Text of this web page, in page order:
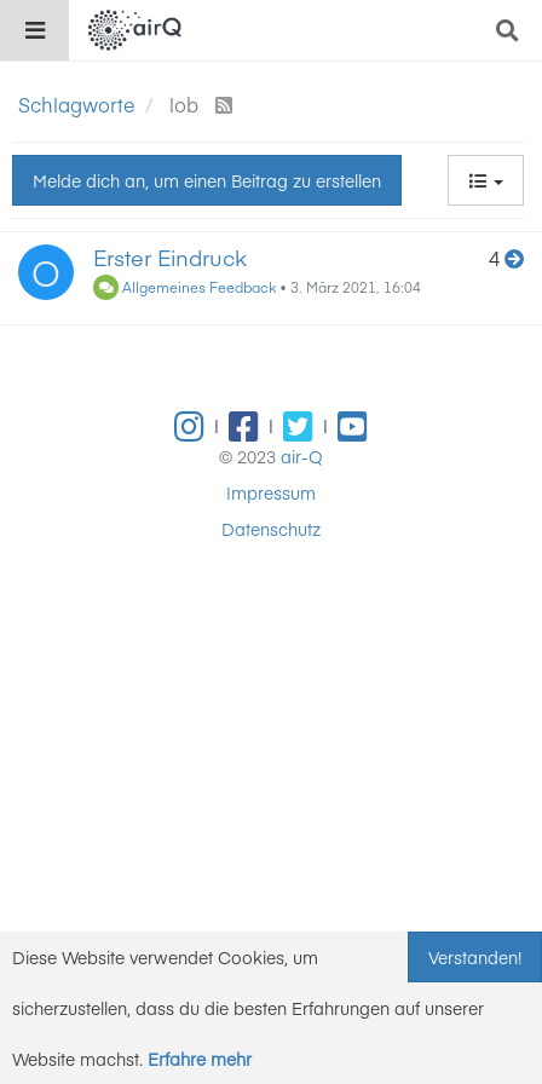
Schlagworte lob
Melde dich an, um einen Beitrag zu erstellen
O Erster Eindruck
Allgemeines Feedback •3. März 2021, 16:04
4
| |
|
© 2023 air-Q
Impressum
Datenschutz
Verstanden!
Diese Website verwendet Cookies, um
sicherzustellen, dass du die besten Erfahrungen auf unserer
Website machst. Erfahre mehr